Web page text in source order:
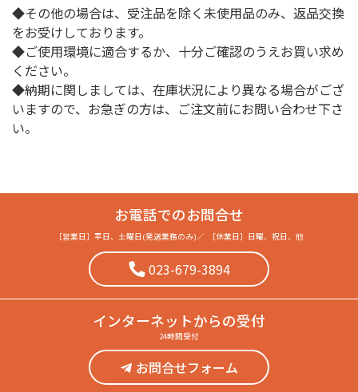
◆その他の場合は、受注品を除く未使用品のみ、返品交換
をお受けしております。
◆ご使用環境に適合するか、十分ご確認のうえお買い求め
ください。
◆納期に関しましては、在庫状況により異なる場合がござ
いますので、お急ぎの方は、ご注文前にお問い合わせ下さ
い。
お電話でのお問合せ
［営業日］ 平日、土曜日(発送業務のみ) ／ ［休業日］ 日曜、祝日、他
023-679-3894
インターネットからの受付
24時間受付
お問合せフォーム